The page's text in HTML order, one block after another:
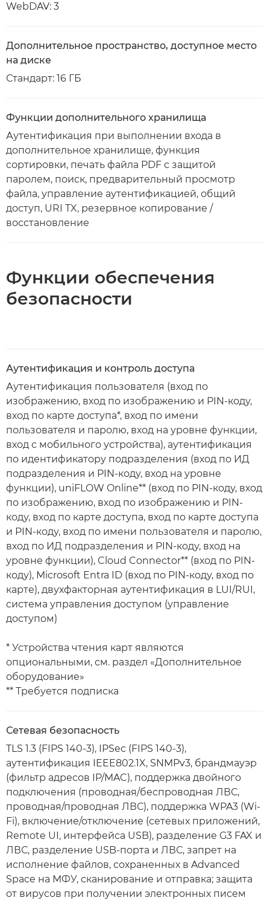
WebDAV: 3
Дополнительное пространство, доступное место
на диске
Стандарт: 16 ГБ
Функции дополнительного хранилища
Аутентификация при выполнении входа в
дополнительное хранилище, функция
сортировки, печать файла PDF с защитой
паролем, поиск, предварительный просмотр
файла, управление аутентификацией, общий
доступ, URI TX, резервное копирование /
восстановление
Функции обеспечения
безопасности
Аутентификация и контроль доступа
Аутентификация пользователя (вход по
изображению, вход по изображению и PIN-коду,
вход по карте доступа*, вход по имени
пользователя и паролю, вход на уровне функции,
вход с мобильного устройства), аутентификация
по идентификатору подразделения (вход по ИД
подразделения и PIN-коду, вход на уровне
функции), uniFLOW Online** (вход по PIN-коду, вход
по изображению, вход по изображению и PIN-
коду, вход по карте доступа, вход по карте доступа
и PIN-коду, вход по имени пользователя и паролю,
вход по ИД подразделения и PIN-коду, вход на
уровне функции), Cloud Connector** (вход по PIN-
коду), Microsoft Entra ID (вход по PIN-коду, вход по
карте), двухфакторная аутентификация в LUI/RUI,
система управления доступом (управление
доступом)
* Устройства чтения карт являются
опциональными, см. раздел «Дополнительное
оборудование»
** Требуется подписка
Сетевая безопасность
TLS 1.3 (FIPS 140-3), IPSec (FIPS 140-3),
аутентификация IEEE802.1X, SNMPv3, брандмауэр
(фильтр адресов IP/MAC), поддержка двойного
подключения (проводная/беспроводная ЛВС,
проводная/проводная ЛВС), поддержка WPA3 (Wi-
Fi), включение/отключение (сетевых приложений,
Remote UI, интерфейса USB), разделение G3 FAX и
ЛВС, разделение USB-порта и ЛВС, запрет на
исполнение файлов, сохраненных в Advanced
Space на МФУ, сканирование и отправка; защита
от вирусов при получении электронных писем